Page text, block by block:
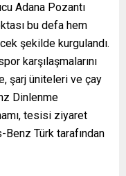
Adana Pozantı
bu defa hem
şekilde kurgulandı.
karşılaşmalarını
şarj üniteleri ve çay
Dinlenme
tesisi ziyaret
Türk tarafından